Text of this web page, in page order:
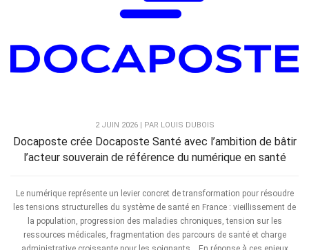
2 JUIN 2026 | PAR LOUIS DUBOIS
Docaposte crée Docaposte Santé avec l’ambition de bâtir
l’acteur souverain de référence du numérique en santé
Le numérique représente un levier concret de transformation pour résoudre
les tensions structurelles du système de santé en France : vieillissement de
la population, progression des maladies chroniques, tension sur les
ressources médicales, fragmentation des parcours de santé et charge